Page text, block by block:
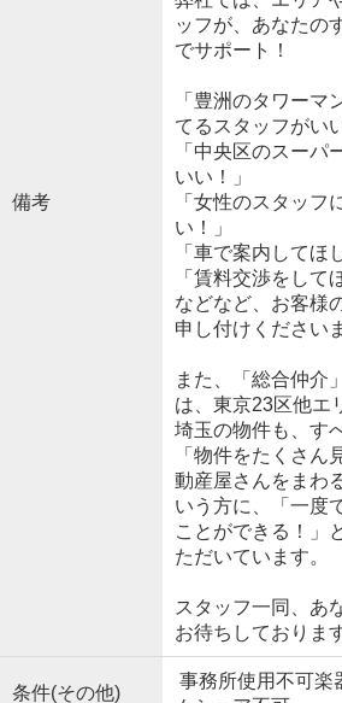
備考
ッフが、あなたの
でサポート！
「豊洲のタワーマ
てるスタッフがい
「中央区のスーパ
いい！」
「女性のスタッフ
い！」
「車で案内してほ
「賃料交渉をして
などなど、お客様
申し付けください
また、「総合仲介
は、東京23区他エ
埼玉の物件も、す
「物件をたくさん
動産屋さんをまわ
いう方に、「一度
ことができる！」
ただいています。
スタッフ一同、あ
お待ちしております
条件(その他)
事務所使用不可楽